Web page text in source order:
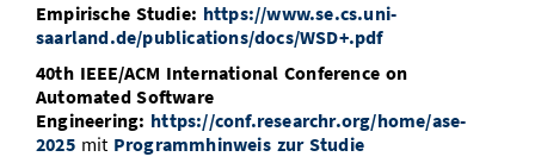
Empirische Studie: https://www.se.cs.uni-
saarland.de/publications/docs/WSD+.pdf
40th IEEE/ACM International Conference on
Automated Software
Engineering: https://conf.researchr.org/home/ase-
2025mit Programmhinweis zur Studie